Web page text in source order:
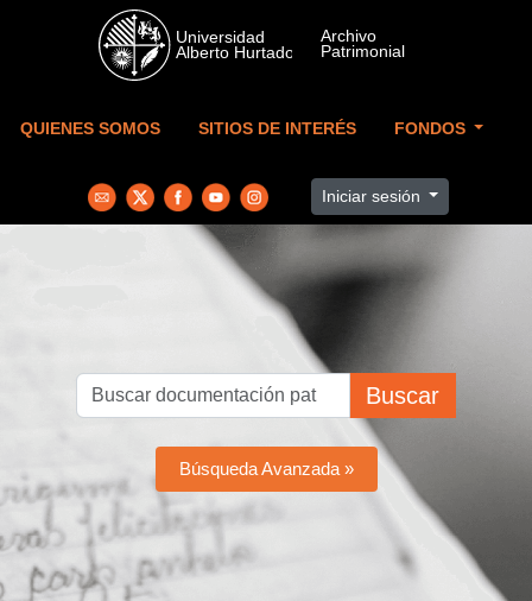
Skip to main content
QUIENES SOMOS SITIOS DE INTERÉS FONDOS
Iniciar sesión
Buscar
Búsqueda Avanzada »